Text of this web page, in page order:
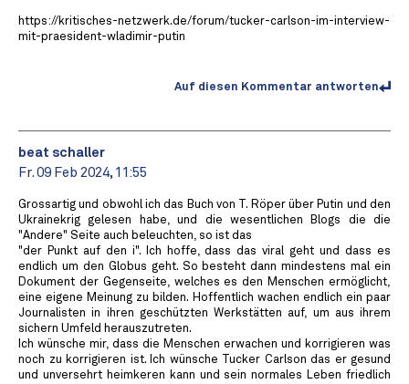
https://kritisches-netzwerk.de/forum/tucker-carlson-im-interview-
mit-praesident-wladimir-putin
Auf diesen Kommentar antworten
beat schaller
Fr. 09 Feb 2024, 11:55
Grossartig und obwohl ich das Buch von T. Röper über Putin und den
Ukrainekrig gelesen habe, und die wesentlichen Blogs die die
"Andere" Seite auch beleuchten, so ist das
"der Punkt auf den i". Ich hoffe, dass das viral geht und dass es
endlich um den Globus geht. So besteht dann mindestens mal ein
Dokument der Gegenseite, welches es den Menschen ermöglicht,
eine eigene Meinung zu bilden. Hoffentlich wachen endlich ein paar
Journalisten in ihren geschützten Werkstätten auf, um aus ihrem
sichern Umfeld herauszutreten.
Ich wünsche mir, dass die Menschen erwachen und korrigieren was
noch zu korrigieren ist. Ich wünsche Tucker Carlson das er gesund
und unversehrt heimkeren kann und sein normales Leben friedlich